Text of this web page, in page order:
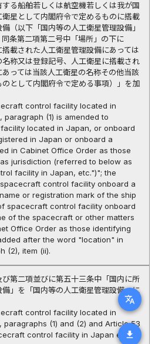
translate
download
する船舶若しくは航空機若しくは我が国
星として内閣府令で定めるものに搭載
（以下「国内等の人工衛星管理設備」
条第二項第二号中「場所」の下に
搭載された人工衛星管理設備にあっては
称又は登録記号、人工衛星に搭載され
っては当該人工衛星の名称その他当該
として内閣府令で定める事項）」を加
control facility located in
(1) is amended to
located in Japan, or onboard
in Japan or onboard a
in Cabinet Office Order as those
jurisdiction (referred to below as
facility in Japan, etc.")"; the
control facility onboard a
or registration mark of the ship
spacecraft control facility onboard
of the spacecraft or other matters
Office Order as those identifying
after the word "location" in
(2), item (ii).
第二項並びに第五十三条中「国内に所
」を「国内等の人工衛星管理設備」に
control facility located in
(1) and (2) and Article 53
control facility in Japan etc."